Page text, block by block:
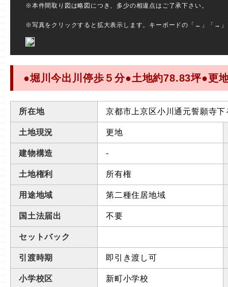
※本件間取り図は略図につき、多少の相違点はご了承下さい。
※写真をクリックすると拡大表示します。キーボードの「←」「→」
●堀川今出川停歩５分●土地約78.83坪●更
所在地 京都市上京区小川通元誓願寺下
土地現況 更地
建物構造 -
土地権利 所有権
用途地域 第二種住居地域
国土法届出 不要
セットバック
引渡時期 即引き渡し可
小学校区 新町小学校